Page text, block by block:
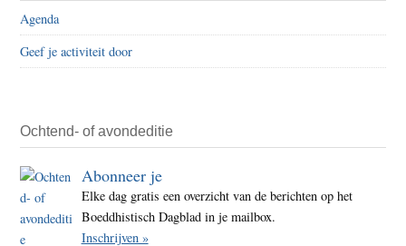
Agenda
Geef je activiteit door
Ochtend- of avondeditie
Abonneer je
Elke dag gratis een overzicht van de berichten op het
Boeddhistisch Dagblad in je mailbox.
Inschrijven »